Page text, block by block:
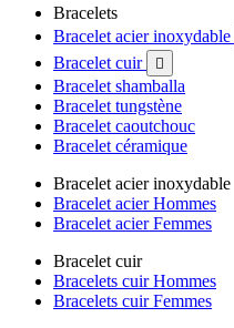
Bracelets
Bracelet acier inoxydable
Bracelet cuir 
Bracelet shamballa
Bracelet tungstène
Bracelet caoutchouc
Bracelet céramique
Bracelet acier inoxydable
Bracelet acier Hommes
Bracelet acier Femmes
Bracelet cuir
Bracelets cuir Hommes
Bracelets cuir Femmes